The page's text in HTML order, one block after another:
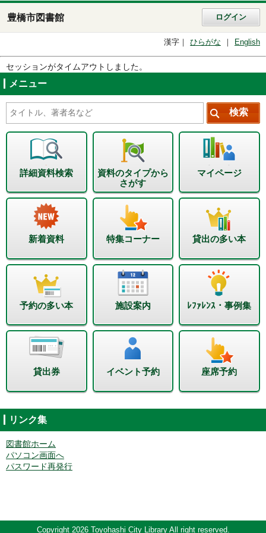
豊橋市図書館 ログイン
漢字 ひらがな English
セッションがタイムアウトしました。
メニュー
詳細資料検索
資料のタイプから
さがす
マイページ
新着資料 特集コーナー 貸出の多い本
予約の多い本 施設案内 ﾚﾌｧﾚﾝｽ・事例集
貸出券 イベント予約 座席予約
リンク集
図書館ホーム
パソコン画面へ
パスワード再発行
Copyright 2026 Toyohashi City Library All right reserved.